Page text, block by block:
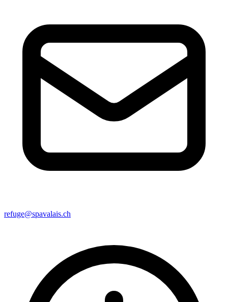
refuge@spavalais.ch